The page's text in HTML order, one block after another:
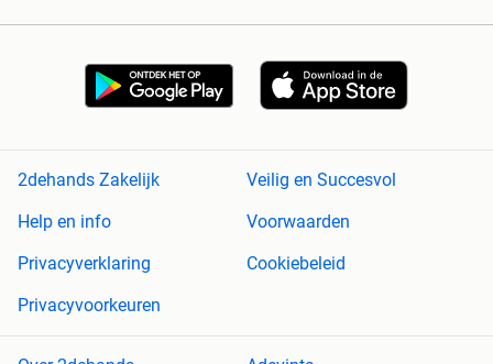
2dehands Zakelijk
Veilig en Succesvol
Help en info
Voorwaarden
Privacyverklaring
Cookiebeleid
Privacyvoorkeuren